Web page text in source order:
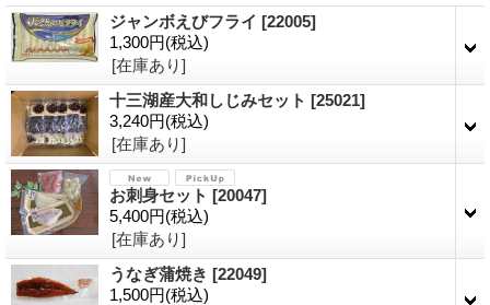
ジャンボえびフライ [22005]
1,300円(税込)
[在庫あり]
十三湖産大和しじみセット [25021]
3,240円(税込)
[在庫あり]
お刺身セット [20047]
5,400円(税込)
[在庫あり]
うなぎ蒲焼き [22049]
1,500円(税込)